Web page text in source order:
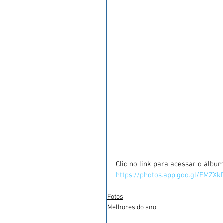
Clic no link para acessar o álbum
https://photos.app.goo.gl/
Fotos
Melhores do ano